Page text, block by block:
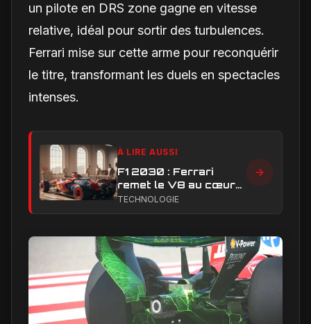
un pilote en DRS zone gagne en vitesse
relative, idéal pour sortir des turbulences.
Ferrari mise sur cette arme pour reconquérir
le titre, transformant les duels en spectacles
intenses.
À LIRE AUSSI
F1 2030 : Ferrari
remet le V8 au cœur
du débat sur l’avenir
des moteurs
TECHNOLOGIE